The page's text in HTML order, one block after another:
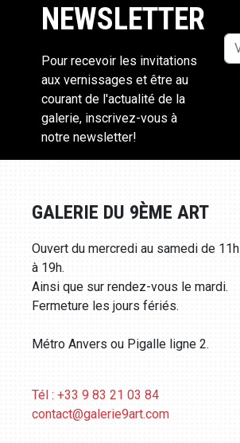
NEWSLETTER
Pour recevoir les invitations
aux vernissages et être au
courant de l'actualité de la
galerie, inscrivez-vous à
notre newsletter!
GALERIE DU 9ÈME ART
Ouvert du mercredi au samedi de
à 19h.
Ainsi que sur rendez-vous le mardi.
Fermeture les jours fériés.
Métro Anvers ou Pigalle ligne 2.
Tél : +33 9 83 21 03 84
contact@galerie9art.com